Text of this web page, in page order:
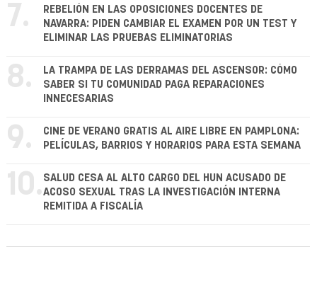
7.
REBELIÓN EN LAS OPOSICIONES DOCENTES DE
NAVARRA: PIDEN CAMBIAR EL EXAMEN POR UN TEST Y
ELIMINAR LAS PRUEBAS ELIMINATORIAS
8.
LA TRAMPA DE LAS DERRAMAS DEL ASCENSOR: CÓMO
SABER SI TU COMUNIDAD PAGA REPARACIONES
INNECESARIAS
9.
CINE DE VERANO GRATIS AL AIRE LIBRE EN PAMPLONA:
PELÍCULAS, BARRIOS Y HORARIOS PARA ESTA SEMANA
10. SALUD CESA AL ALTO CARGO DEL HUN ACUSADO DE
ACOSO SEXUAL TRAS LA INVESTIGACIÓN INTERNA
REMITIDA A FISCALÍA